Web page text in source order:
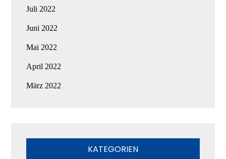
Juli 2022
Juni 2022
Mai 2022
April 2022
März 2022
KATEGORIEN